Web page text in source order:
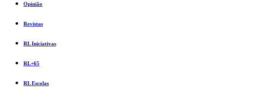
Opinião
Revistas
RL Iniciativas
RL+65
RL Escolas